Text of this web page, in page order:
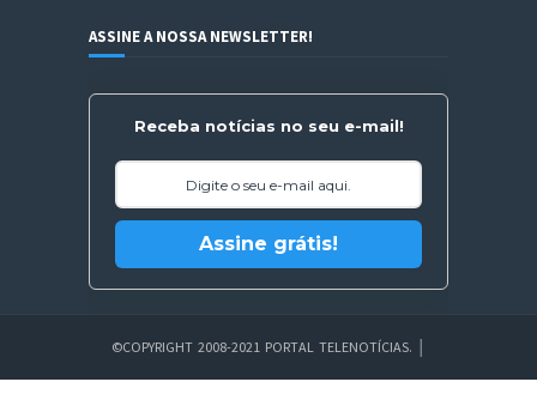
ASSINE A NOSSA NEWSLETTER!
Receba notícias no seu e-mail!
Assine grátis!
©COPYRIGHT 2008-2021 PORTAL TELENOTÍCIAS.